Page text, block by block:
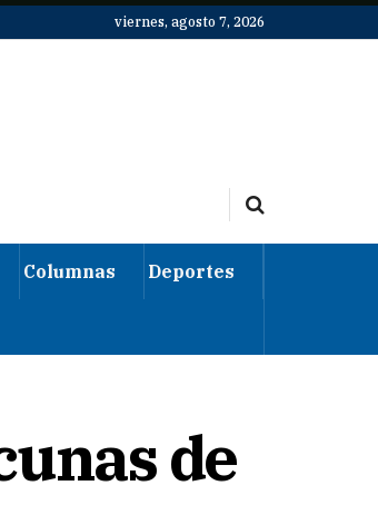
viernes, agosto 7, 2026
Columnas Deportes
de